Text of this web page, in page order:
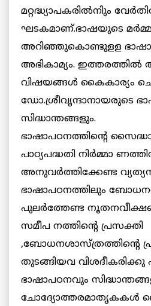
മറ്റദ്ധ്യാപകരില്‍നിും
ഘടകമാണ്.ഭാഷയുടെ
അറിഞ്ഞുകൊണ്ടുളള
അഭികാമ്യം. ഇത്തരത്തില്‍
വിഷയങ്ങള്‍ കൈകാര്യം
ഡോ.ശ്രീവൃന്ദാനായരുടെ
സിദ്ധാന്തങ്ങളും.
ഭാഷാപഠനത്തിന്റെ
പാഠ്യപദ്ധതി നിര്‍മ്മാ
അനുവര്‍ത്തിക്കേണ്ട
ഭാഷാപഠനത്തിലും
പുലര്‍ത്തേണ്ട
സമീപ നത്തിന്റെ പ്രസക്തി
,ബോധനശാസ്ത്രത്തിന്റെ
തുടങ്ങിയവ
ഭാഷാപഠനവും